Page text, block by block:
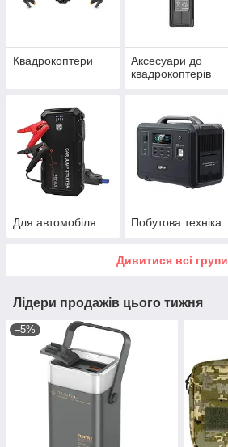
Квадрокоптери
Аксесуари до
квадрокоптерів
Для автомобіля Побутова техніка
Дивитися всі групи
Лідери продажів цього тижня
–5%